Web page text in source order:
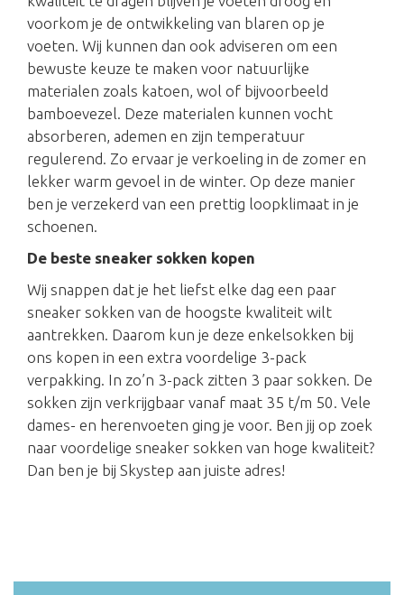
voorkom je de ontwikkeling van blaren op je
voeten. Wij kunnen dan ook adviseren om een
bewuste keuze te maken voor natuurlijke
materialen zoals katoen, wol of bijvoorbeeld
bamboevezel. Deze materialen kunnen vocht
absorberen, ademen en zijn temperatuur
regulerend. Zo ervaar je verkoeling in de zomer en
lekker warm gevoel in de winter. Op deze manier
ben je verzekerd van een prettig loopklimaat in je
schoenen.
De beste sneaker sokken kopen
Wij snappen dat je het liefst elke dag een paar
sneaker sokken van de hoogste kwaliteit wilt
aantrekken. Daarom kun je deze enkelsokken bij
ons kopen in een extra voordelige 3-pack
verpakking. In zo’n 3-pack zitten 3 paar sokken. De
sokken zijn verkrijgbaar vanaf maat 35 t/m 50. Vele
dames- en herenvoeten ging je voor. Ben jij op zoek
naar voordelige sneaker sokken van hoge kwaliteit?
Dan ben je bij Skystep aan juiste adres!